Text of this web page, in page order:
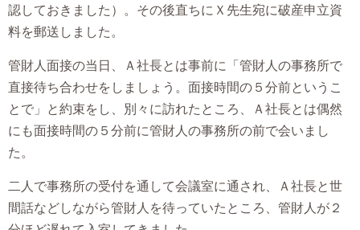
認しておきました）。その後直ちにＸ先生宛に破産申立資
料を郵送しました。
管財人面接の当日、Ａ社長とは事前に「管財人の事務所で
直接待ち合わせをしましょう。面接時間の５分前というこ
とで」と約束をし、別々に訪れたところ、Ａ社長とは偶然
にも面接時間の５分前に管財人の事務所の前で会いまし
た。
二人で事務所の受付を通して会議室に通され、Ａ社長と世
間話などしながら管財人を待っていたところ、管財人が２